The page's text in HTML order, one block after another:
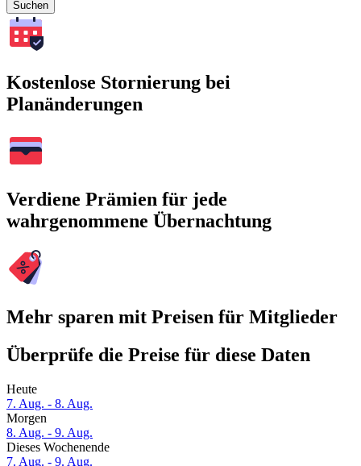
Suchen
Kostenlose Stornierung bei
Planänderungen
Verdiene Prämien für jede
wahrgenommene Übernachtung
Mehr sparen mit Preisen für Mitglieder
Überprüfe die Preise für diese Daten
Heute
7. Aug. - 8. Aug.
Morgen
8. Aug. - 9. Aug.
Dieses Wochenende
7. Aug. - 9. Aug.